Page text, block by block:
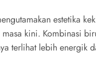
estetika
kini. Kombinasi
terlihat lebih energik